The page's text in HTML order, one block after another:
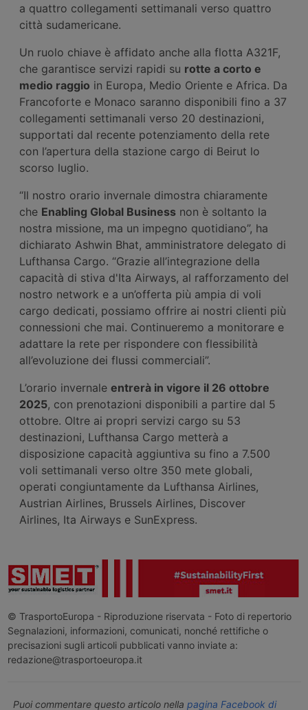
a quattro collegamenti settimanali verso quattro
città sudamericane.
Un ruolo chiave è affidato anche alla flotta A321F,
che garantisce servizi rapidi su rotte a corto e
medio raggio in Europa, Medio Oriente e Africa. Da
Francoforte e Monaco saranno disponibili fino a 37
collegamenti settimanali verso 20 destinazioni,
supportati dal recente potenziamento della rete
con l’apertura della stazione cargo di Beirut lo
scorso luglio.
“Il nostro orario invernale dimostra chiaramente
che Enabling Global Business non è soltanto la
nostra missione, ma un impegno quotidiano”, ha
dichiarato Ashwin Bhat, amministratore delegato di
Lufthansa Cargo. “Grazie all’integrazione della
capacità di stiva d'Ita Airways, al rafforzamento del
nostro network e a un’offerta più ampia di voli
cargo dedicati, possiamo offrire ai nostri clienti più
connessioni che mai. Continueremo a monitorare e
adattare la rete per rispondere con flessibilità
all’evoluzione dei flussi commerciali”.
L’orario invernale entrerà in vigore il 26 ottobre
2025, con prenotazioni disponibili a partire dal 5
ottobre. Oltre ai propri servizi cargo su 53
destinazioni, Lufthansa Cargo metterà a
disposizione capacità aggiuntiva su fino a 7.500
voli settimanali verso oltre 350 mete globali,
operati congiuntamente da Lufthansa Airlines,
Austrian Airlines, Brussels Airlines, Discover
Airlines, Ita Airways e SunExpress.
© TrasportoEuropa - Riproduzione riservata - Foto di repertorio
Segnalazioni, informazioni, comunicati, nonché rettifiche o
precisazioni sugli articoli pubblicati vanno inviate a:
redazione@trasportoeuropa.it
Puoi commentare questo articolo nella pagina Facebook di